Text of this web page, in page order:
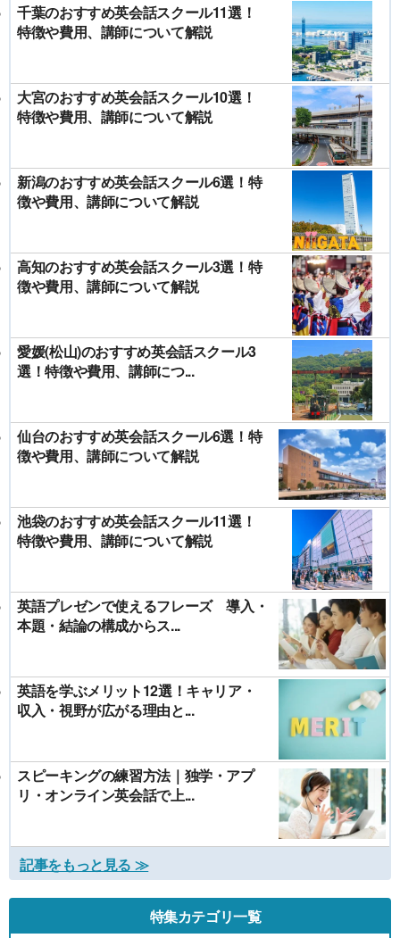
千葉のおすすめ英会話スクール11選！
特徴や費用、講師について解説
大宮のおすすめ英会話スクール10選！
特徴や費用、講師について解説
新潟のおすすめ英会話スクール6選！特
徴や費用、講師について解説
高知のおすすめ英会話スクール3選！特
徴や費用、講師について解説
愛媛(松山)のおすすめ英会話スクール3
選！特徴や費用、講師につ...
仙台のおすすめ英会話スクール6選！特
徴や費用、講師について解説
池袋のおすすめ英会話スクール11選！
特徴や費用、講師について解説
英語プレゼンで使えるフレーズ 導入・
本題・結論の構成からス...
英語を学ぶメリット12選！キャリア・
収入・視野が広がる理由と...
スピーキングの練習方法｜独学・アプ
リ・オンライン英会話で上...
記事をもっと見る ≫
特集カテゴリ一覧